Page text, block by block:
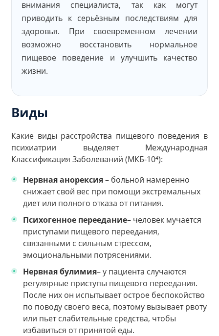
внимания специалиста, так как могут
приводить к серьёзным последствиям для
здоровья. При своевременном лечении
возможно восстановить нормальное
пищевое поведение и улучшить качество
жизни.
Виды
Какие виды расстройства пищевого поведения в
психиатрии выделяет Международная
Классификация Заболеваний (МКБ-10⁴):
Нервная анорексия– больной намеренно
снижает свой вес при помощи экстремальных
диет или полного отказа от питания.
Психогенное переедание– человек мучается
приступами пищевого переедания,
связанными с сильным стрессом,
эмоциональными потрясениями.
Нервная булимия– у пациента случаются
регулярные приступы пищевого переедания.
После них он испытывает острое беспокойство
по поводу своего веса, поэтому вызывает рвоту
или пьет слабительные средства, чтобы
избавиться от принятой еды.